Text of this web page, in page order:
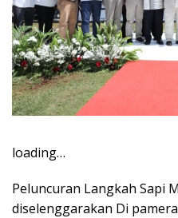
loading…
Peluncuran Langkah Sapi
diselenggarakan Di